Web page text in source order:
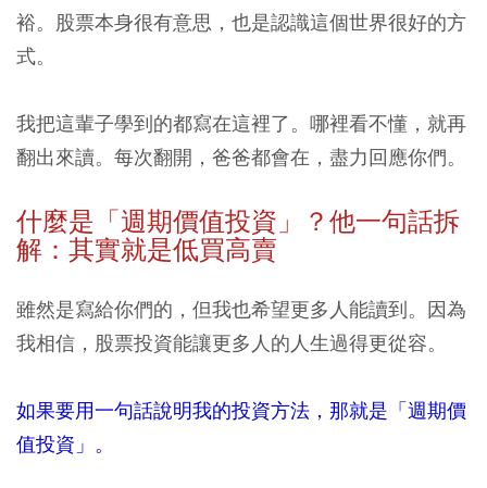
裕。股票本身很有意思，也是認識這個世界很好的方
式。
我把這輩子學到的都寫在這裡了。哪裡看不懂，就再
翻出來讀。每次翻開，爸爸都會在，盡力回應你們。
什麼是「週期價值投資」？他一句話拆
解：其實就是低買高賣
雖然是寫給你們的，但我也希望更多人能讀到。因為
我相信，股票投資能讓更多人的人生過得更從容。
如果要用一句話說明我的投資方法，那就是「週期價
值投資」。